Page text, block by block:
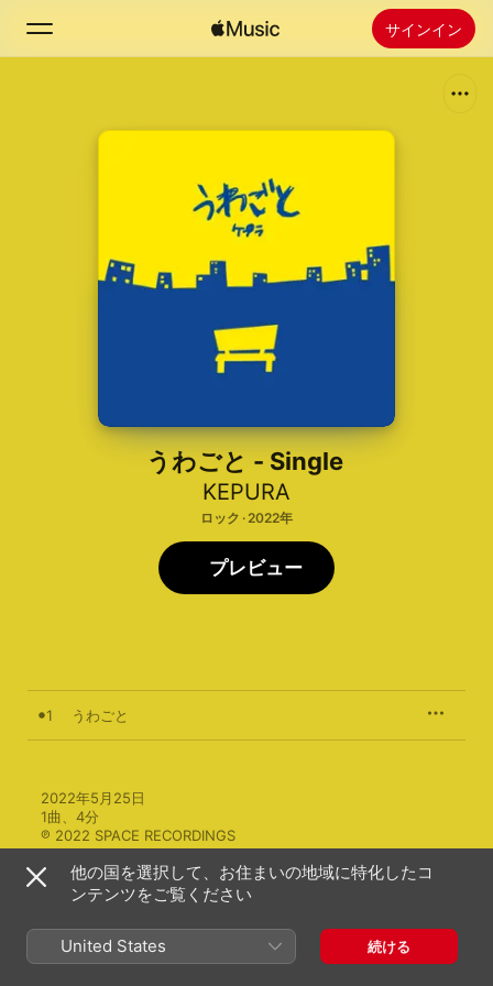
サインイン
Apple Musicをインストール
うわごと - Single
KEPURA
ロック · 2022年
プレビュー
1 うわごと
2022年5月25日
1曲、4分
℗ 2022 SPACE RECORDINGS
ミュージックビデオ
他の国を選択して、お住まいの地域に特化したコ
ンテンツをご覧ください
United States 続ける